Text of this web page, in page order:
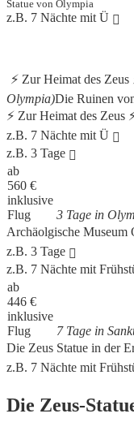
Statue von Olympia
z.B. 7 Nächte mit Ü
⚡ Zur Heimat des Zeus
Olympia)Die Ruinen
⚡ Zur Heimat des Zeus
z.B. 7 Nächte mit Ü
z.B. 3 Tage
ab
560 €
inklusive
Flug
3 Tage in
Archäolgische
z.B. 3 Tage
z.B. 7 Nächte mit
ab
446 €
inklusive
Flug
7 Tage in
Die Zeus Statue in der
z.B. 7 Nächte mit
Die Zeus-